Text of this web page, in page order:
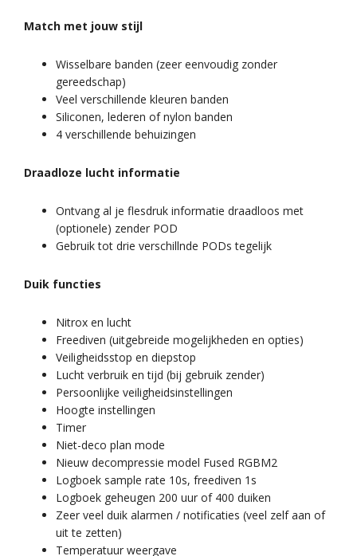
Match met jouw stijl
Wisselbare banden (zeer eenvoudig zonder
gereedschap)
Veel verschillende kleuren banden
Siliconen, lederen of nylon banden
4 verschillende behuizingen
Draadloze lucht informatie
Ontvang al je flesdruk informatie draadloos met
(optionele) zender POD
Gebruik tot drie verschillnde PODs tegelijk
Duik functies
Nitrox en lucht
Freediven (uitgebreide mogelijkheden en opties)
Veiligheidsstop en diepstop
Lucht verbruik en tijd (bij gebruik zender)
Persoonlijke veiligheidsinstellingen
Hoogte instellingen
Timer
Niet-deco plan mode
Nieuw decompressie model Fused RGBM2
Logboek sample rate 10s, freediven 1s
Logboek geheugen 200 uur of 400 duiken
Zeer veel duik alarmen / notificaties (veel zelf aan of
uit te zetten)
Temperatuur weergave